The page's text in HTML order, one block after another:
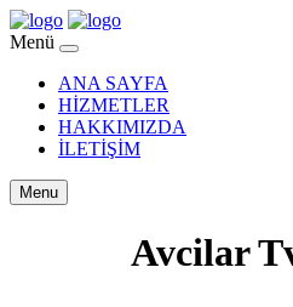
Menü
ANA SAYFA
HİZMETLER
HAKKIMIZDA
İLETİŞİM
Menu
Avcilar